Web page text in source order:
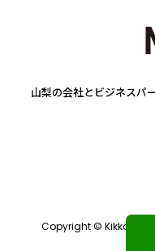
山梨の会社とビジネスパ
Copyright © Kikkake